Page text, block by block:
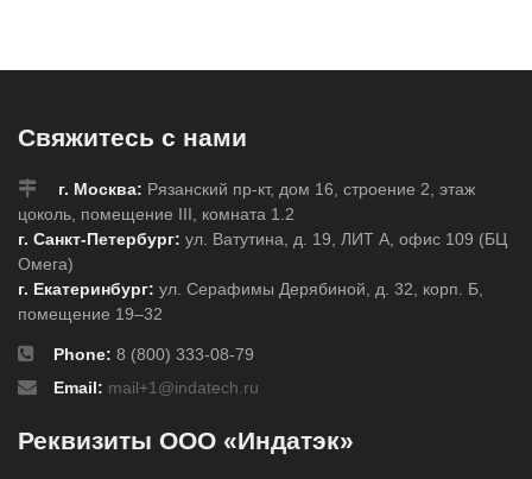
Свяжитесь с нами
г. Москва: Рязанский пр-кт, дом 16, строение 2, этаж
цоколь, помещение III, комната 1.2
г. Санкт-Петербург: ул. Ватутина, д. 19, ЛИТ А, офис 109 (БЦ
Омега)
г. Екатеринбург: ул. Серафимы Дерябиной, д. 32, корп. Б,
помещение 19–32
Phone: 8 (800) 333-08-79
Email: mail+1@indatech.ru
Реквизиты ООО «Индатэк»